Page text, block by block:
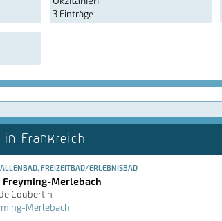
3 Einträge
Frankreich
FREIZEITBAD/ERLEBNISBAD
Freyming-Merlebach
Coubertin
Merlebach